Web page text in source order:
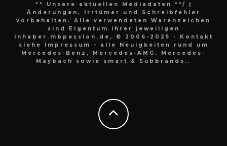
** Unsere aktuellen Mediadaten **/
|
Änderungen, Irrtümer und Schreibfehler
vorbehalten. Alle verwendeten Warenzeichen
sind Eigentum ihrer jeweiligen
Inhaber.mbpassion.de, © 2006-2025 - Kontakt
siehe Impressum - alle Neuigkeiten rund um
Mercedes-Benz, Mercedes-AMG, Mercedes-
Maybach sowie smart & Subbrands..